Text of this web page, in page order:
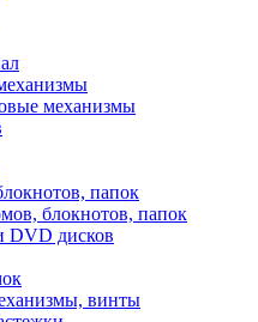
механизмы
папок
блокнотов, папок
DVD дисков
винты